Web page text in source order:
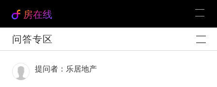
房在线
问答专区
提问者：乐居地产